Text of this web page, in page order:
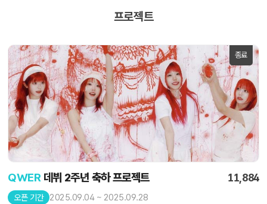
프로젝트
종료
QWER 데뷔 2주년 축하 프로젝트 11,884
오픈 기간 2025.09.04 ~ 2025.09.28